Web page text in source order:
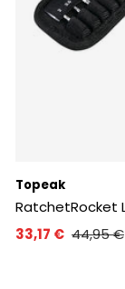
Topeak
RatchetRocket
33,17 € 44,95 €